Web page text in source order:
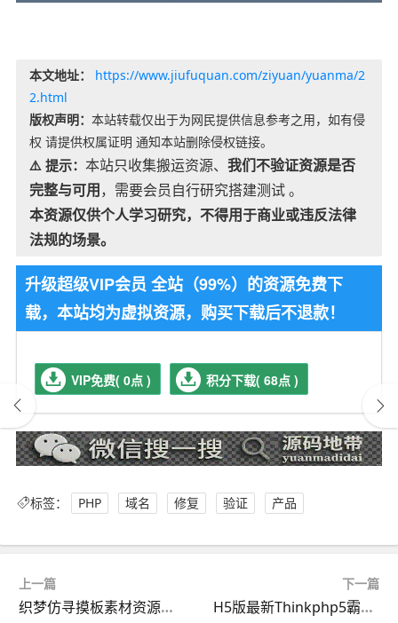
本文地址：
https://www.jiufuquan.com/ziyuan/yuanma/2
2.html
版权声明： 本站转载仅出于为网民提供信息参考之用，如有侵
权 请提供权属证明 通知本站删除侵权链接。
⚠️ 提示： 本站只收集搬运资源、 我们不验证资源是否
完整与可用，需要会员自行研究搭建测试 。
本资源仅供个人学习研究，不得用于商业或违反法律
法规的场景。
升级超级VIP会员 全站（99%）的资源免费下
载，本站均为虚拟资源，购买下载后不退款！
VIP免费( 0点 ) 积分下载( 68点 )
标签： PHP 域名 修复 验证 产品
上一篇
织梦仿寻摸板素材资源下载站源码
下一篇
H5版最新Thinkphp5霸屏天下传媒系统开源源码无授权+支付接口+安装教程